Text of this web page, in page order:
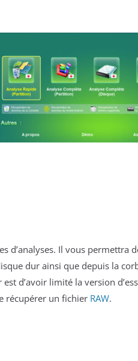
d’analyses. Il vous permettra
dur ainsi que depuis la
d’avoir limité la version
récupérer un fichier RAW.